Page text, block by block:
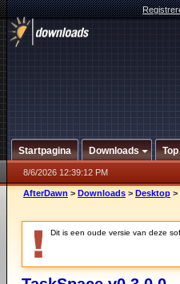
Startpagina Downloads
8/6/2026 12:39:12 PM
AfterDawn > Downloads > Desktop >
Dit is een oude versie van deze